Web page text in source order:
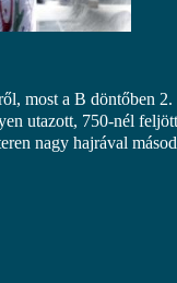
most a B döntőben 2.
utazott, 750-nél feljött
nagy hajrával